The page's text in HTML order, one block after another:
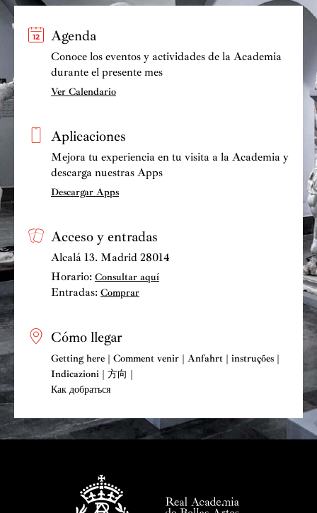
Agenda
Conoce los eventos y actividades de la Academia
durante el presente mes
Ver Calendario
Aplicaciones
Mejora tu experiencia en tu visita a la Academia y
descarga nuestras Apps
Descargar Apps
Acceso y entradas
Alcalá 13. Madrid 28014
Horario: Consultar aquí
Entradas: Comprar
Cómo llegar
Getting here | Comment venir | Anfahrt | instruções |
Indicazioni | 方向 |
Как добраться